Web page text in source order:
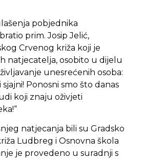
pobjednika
prim. Josip Jelić,
Crvenog križa koji je
natjecatelja, osobito u dijelu
unesrećenih osoba:
Ponosni smo što danas
koji znaju oživjeti
natjecanja bili su Gradsko
Ludbreg i Osnovna škola
je provedeno u suradnji s